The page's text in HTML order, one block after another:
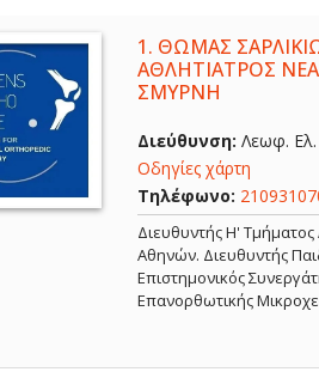
1. ΘΩΜΑΣ
ΑΘΛΗΤΙΑΤΡΟΣ
ΣΜΥΡΝΗ
Διεύθυνση: Λεωφ. Ελ.
Οδηγίες χάρτη
Τηλέφωνο:
Διευθυντής Η'
Αθηνών. Διευθυντής
Επιστημονικός
Επανορθωτικής